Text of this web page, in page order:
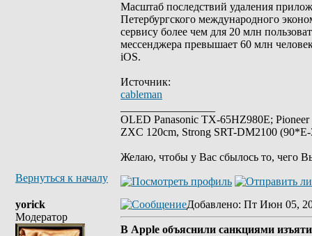
Масштаб последствий удаления
Петербургского международного
сервису более чем для 20 млн
мессенджера превышает 60 млн
iOS.
Источник:
cableman
OLED Panasonic TX-65HZ980E;
ZXC 120cm, Strong SRT-DM2100
Желаю, чтобы у Вас сбылось то, чего
Вернуться к началу
yorick
Модератор
Добавлено: Пт Июн 05,
В Apple объяснили санкциями